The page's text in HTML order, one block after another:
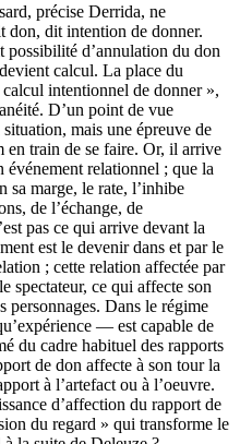
précise Derrida, ne
don, dit intention de donner.
d’annulation du don
calcul. La place du
intentionnel de donner »,
D’un point de vue
mais une épreuve de
en train de se faire. Or, il arrive
relationnel ; que la
sa marge, le rate, l’inhibe
de l’échange, de
pas ce qui arrive devant la
est le devenir dans et par le
; cette relation affectée par
spectateur, ce qui affecte son
personnages. Dans le régime
— est capable de
du cadre habituel des rapports
de don affecte à son tour la
à l’artefact ou à l’oeuvre.
d’affection du rapport de
du regard » qui transforme le